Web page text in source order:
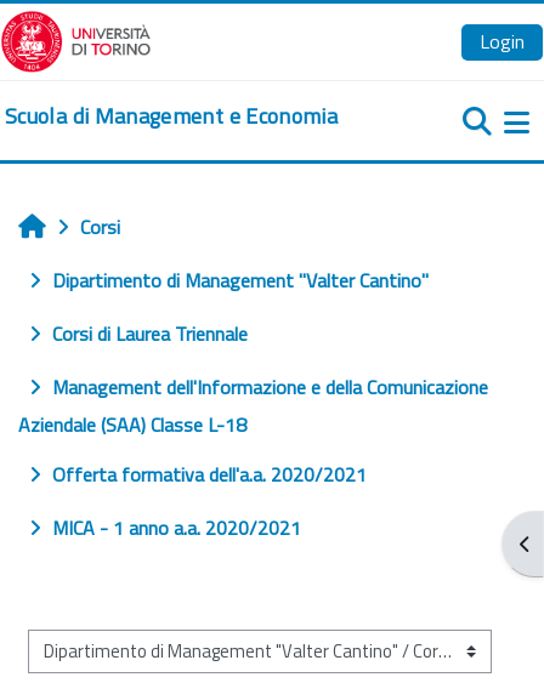
Vai al contenuto principale
Login
Scuola di Management e Economia
Home
Corsi
Dipartimento di Management "Valter Cantino"
Corsi di Laurea Triennale
Management dell'Informazione e della Comunicazione
Aziendale (SAA) Classe L-18
Offerta formativa dell'a.a. 2020/2021
MICA - 1 anno a.a. 2020/2021
Categorie di corso